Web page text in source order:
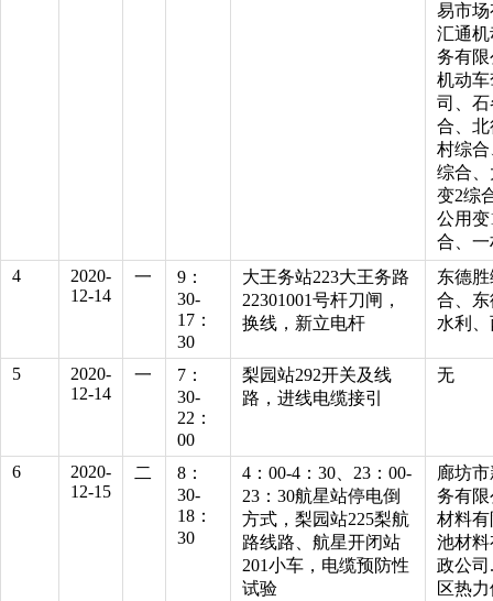
易市
汇通
务有
机动
司、
合、
村综
综合
变2综
公用
合、
4
2020-
12-14
一
9：
30-
17：
30
大王务站223大王务路
22301001号杆刀闸，
换线，新立电杆
东德
合、
水利
5
2020-
12-14
一
7：
30-
22：
00
梨园站292开关及线
路，进线电缆接引
无
6
2020-
12-15
二
8：
30-
18：
30
4：00-4：30、23：00-
23：30航星站停电倒
方式，梨园站225梨航
路线路、航星开闭站
201小车，电缆预防性
试验
廊坊
务有
材料
池材
政公
区热